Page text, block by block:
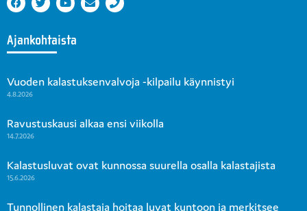
Ajankohtaista
Vuoden kalastuksenvalvoja -kilpailu käynnistyi
4.8.2026
Ravustuskausi alkaa ensi viikolla
14.7.2026
Kalastusluvat ovat kunnossa suurella osalla kalastajista
15.6.2026
Tunnollinen kalastaja hoitaa luvat kuntoon ja merkitsee